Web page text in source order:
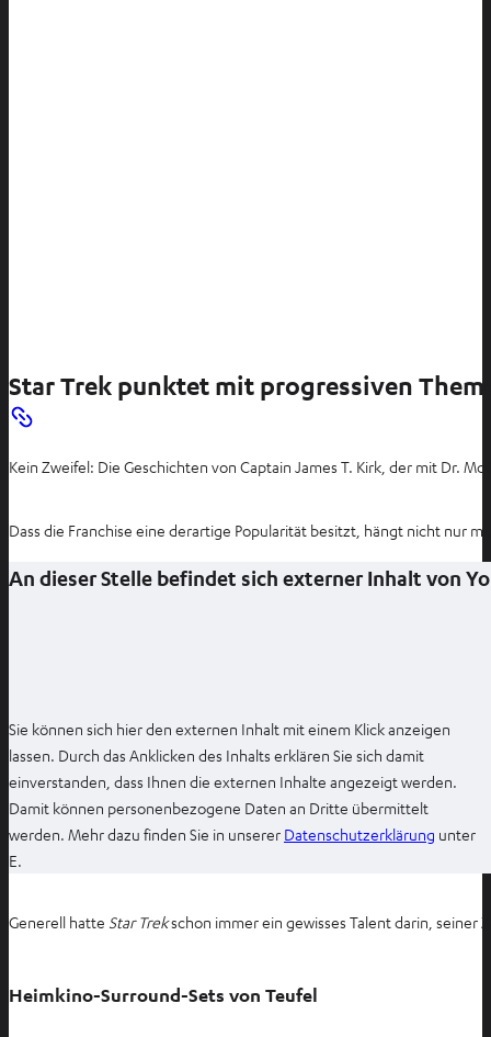
Star Trek punktet mit progressiven
Kein Zweifel: Die Geschichten von Captain James T. Kirk, der mit Dr.
Dass die Franchise eine derartige Popularität besitzt, hängt nicht nur
An dieser Stelle befindet sich externer Inhalt von
Sie können sich hier den externen Inhalt mit einem Klick anzeigen
lassen. Durch das Anklicken des Inhalts erklären Sie sich damit
einverstanden, dass Ihnen die externen Inhalte angezeigt werden.
Damit können personenbezogene Daten an Dritte übermittelt
werden. Mehr dazu finden Sie in unserer Datenschutzerklärung unter
E.
Generell hatte Star Trekschon immer ein gewisses Talent darin, seiner
Heimkino-Surround-Sets von Teufel